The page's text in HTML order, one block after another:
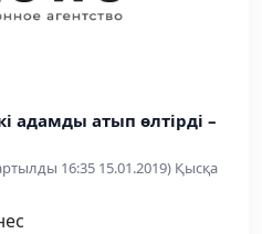
адамды атып өлтірді –
16:35 15.01.2019) Қысқа